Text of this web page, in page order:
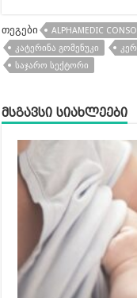
თეგები ALPHAMEDIC
ᲙᲐᲢᲔᲠᲘᲜᲐ ᲒᲝᲛᲔᲜᲣᲙᲘ
ᲡᲐᲯᲐᲠᲝ ᲡᲔᲥᲢᲝᲠᲘ
მსგავსი სიახლეები